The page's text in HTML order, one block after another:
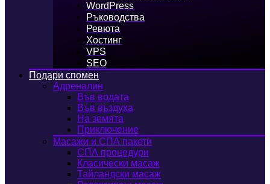
WordPress
Ръководства
Ревюта
Хостинг
VPS
SEO
Подари спомен
Адреналин
Във водата
Във въздуха
На земята
Приключение
Масажи и СПА пакети
СПА процедури
Класически масаж
Тайландски масаж